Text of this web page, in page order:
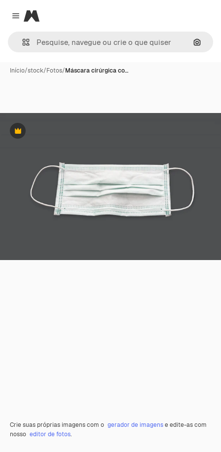
Close menu
Magnific
Início/stock/Fotos/Máscara cirúrgica co…
Premium
Crie suas próprias imagens com o gerador de imagense edite-as com
nosso editor de fotos.